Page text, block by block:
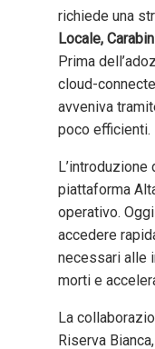
richiede una
Locale,
Prima
cloud-
avveniva
poco efficienti.
piattaforma
operativo.
accedere
necessari alle
morti e
La
Riserva